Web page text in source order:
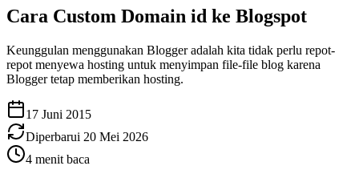
Cara Custom Domain id ke Blogspot
Keunggulan menggunakan Blogger adalah kita tidak perlu repot-
repot menyewa hosting untuk menyimpan file-file blog karena
Blogger tetap memberikan hosting.
17 Juni 2015
Diperbarui 20 Mei 2026
4 menit baca